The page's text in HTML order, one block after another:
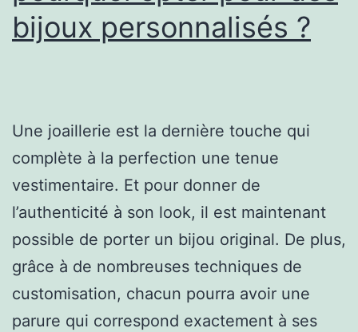
bijoux personnalisés ?
Une joaillerie est la dernière touche qui
complète à la perfection une tenue
vestimentaire. Et pour donner de
l’authenticité à son look, il est maintenant
possible de porter un bijou original. De plus,
grâce à de nombreuses techniques de
customisation, chacun pourra avoir une
parure qui correspond exactement à ses